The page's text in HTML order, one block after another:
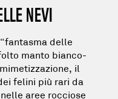
NEVI
delle
manto bianco-
il
felini più rari da
aree rocciose